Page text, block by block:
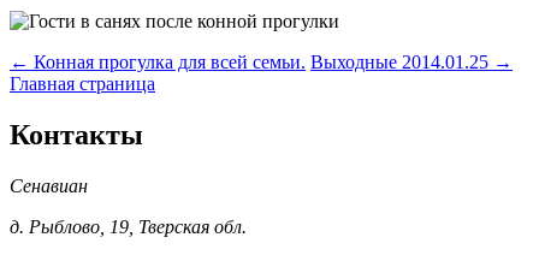
← Конная прогулка для всей семьи. Выходные 2014.01.25 →
Главная страница
Контакты
Сенавиан
д. Рыблово 19 Тверская обл.